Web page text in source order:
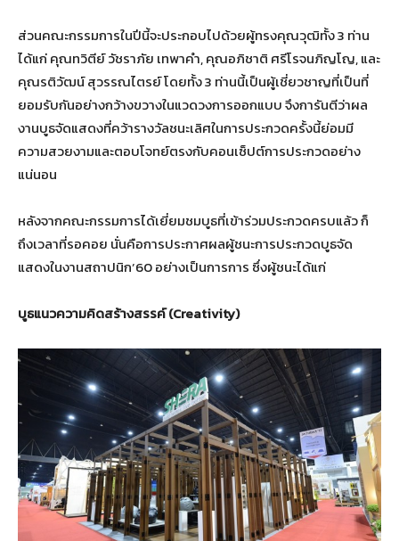
ส่วนคณะกรรมการในปีนี้จะประกอบไปด้วยผู้ทรงคุณวุฒิทั้ง 3 ท่าน
ได้แก่ คุณทวิตีย์ วัชราภัย เทพาคำ, คุณอภิชาติ ศรีโรจนภิญโญ, และ
คุณรติวัฒน์ สุวรรณไตรย์ โดยทั้ง 3 ท่านนี้เป็นผู้เชี่ยวชาญที่เป็นที่
ยอมรับกันอย่างกว้างขวางในแวดวงการออกแบบ จึงการันตีว่าผล
งานบูธจัดแสดงที่คว้ารางวัลชนะเลิศในการประกวดครั้งนี้ย่อมมี
ความสวยงามและตอบโจทย์ตรงกับคอนเซ็ปต์การประกวดอย่าง
แน่นอน
หลังจากคณะกรรมการได้เยี่ยมชมบูธที่เข้าร่วมประกวดครบแล้ว ก็
ถึงเวลาที่รอคอย นั่นคือการประกาศผลผู้ชนะการประกวดบูธจัด
แสดงในงานสถาปนิก’60 อย่างเป็นการการ ซึ่งผู้ชนะได้แก่
บูธแนวความคิดสร้างสรรค์ (Creativity)